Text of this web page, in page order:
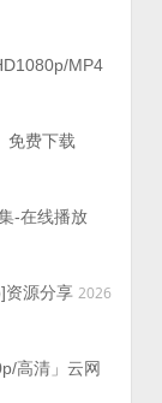
MP4
免费下载
-在线播放
资源分享 2026
高清」云网